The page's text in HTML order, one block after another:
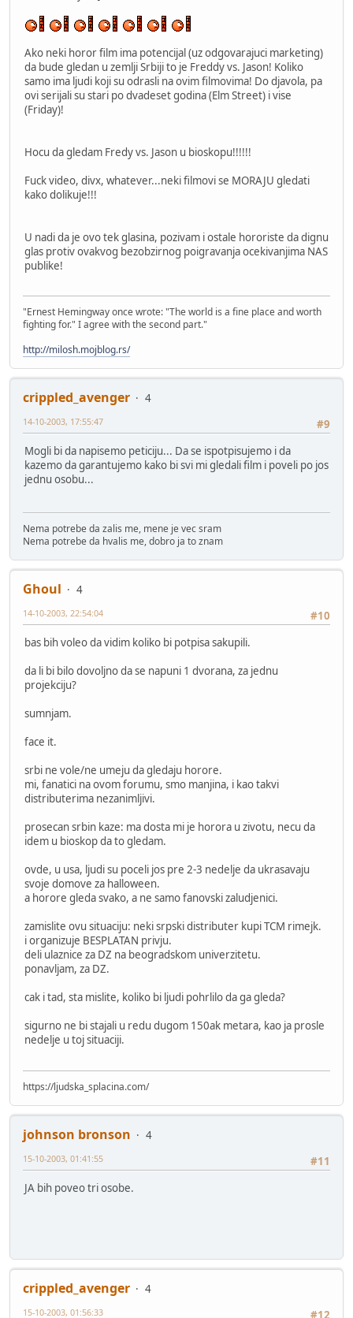
Ako neki horor film ima potencijal (uz odgovarajuci marketing)
da bude gledan u zemlji Srbiji to je Freddy vs. Jason! Koliko
samo ima ljudi koji su odrasli na ovim filmovima! Do djavola, pa
ovi serijali su stari po dvadeset godina (Elm Street) i vise
(Friday)!
Hocu da gledam Fredy vs. Jason u bioskopu!!!!!!
Fuck video, divx, whatever...neki filmovi se MORAJU gledati
kako dolikuje!!!
U nadi da je ovo tek glasina, pozivam i ostale hororiste da dignu
glas protiv ovakvog bezobzirnog poigravanja ocekivanjima NAS
publike!
"Ernest Hemingway once wrote: "The world is a fine place and worth
fighting for." I agree with the second part."
http://milosh.mojblog.rs/
crippled_avenger
4
#9
14-10-2003, 17:55:47
Mogli bi da napisemo peticiju... Da se ispotpisujemo i da
kazemo da garantujemo kako bi svi mi gledali film i poveli po jos
jednu osobu...
Nema potrebe da zalis me, mene je vec sram
Nema potrebe da hvalis me, dobro ja to znam
Ghoul
4
#10
14-10-2003, 22:54:04
bas bih voleo da vidim koliko bi potpisa sakupili.
da li bi bilo dovoljno da se napuni 1 dvorana, za jednu
projekciju?
sumnjam.
face it.
srbi ne vole/ne umeju da gledaju horore.
mi, fanatici na ovom forumu, smo manjina, i kao takvi
distributerima nezanimljivi.
prosecan srbin kaze: ma dosta mi je horora u zivotu, necu da
idem u bioskop da to gledam.
ovde, u usa, ljudi su poceli jos pre 2-3 nedelje da ukrasavaju
svoje domove za halloween.
a horore gleda svako, a ne samo fanovski zaludjenici.
zamislite ovu situaciju: neki srpski distributer kupi TCM rimejk.
i organizuje BESPLATAN privju.
deli ulaznice za DZ na beogradskom univerzitetu.
ponavljam, za DZ.
cak i tad, sta mislite, koliko bi ljudi pohrlilo da ga gleda?
sigurno ne bi stajali u redu dugom 150ak metara, kao ja prosle
nedelje u toj situaciji.
https://ljudska_splacina.com/
johnson bronson
4
#11
15-10-2003, 01:41:55
JA bih poveo tri osobe.
crippled_avenger
4
#12
15-10-2003, 01:56:33